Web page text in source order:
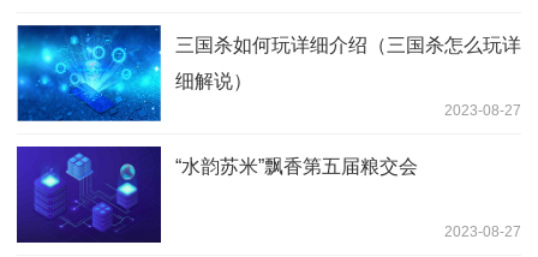
三国杀如何玩详细介绍（三国杀怎么玩详
细解说）
2023-08-27
“水韵苏米”飘香第五届粮交会
2023-08-27